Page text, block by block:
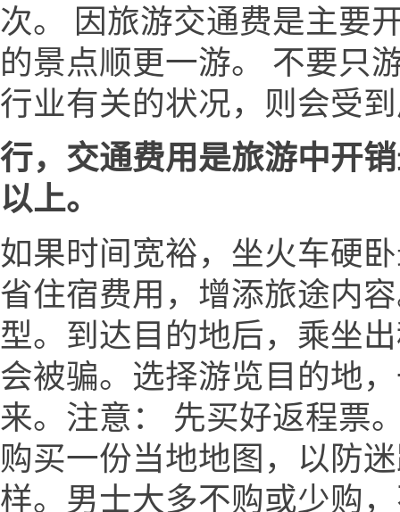
次。 因旅游交通费是主要
的景点顺更一游。 不要只
行业有关的状况，则会受
行，交通费用是旅游中开
以上。
如果时间宽裕，坐火车硬
省住宿费用，增添旅途内
型。到达目的地后，乘坐
会被骗。选择游览目的地
来。注意： 先买好返程票
购买一份当地地图，以防
样。男士大多不购或少购